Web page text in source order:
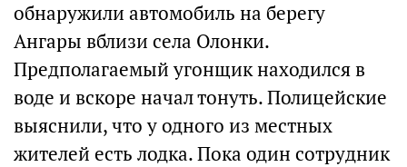
обнаружили автомобиль на берегу
Ангары вблизи села Олонки.
Предполагаемый угонщик находился в
воде и вскоре начал тонуть. Полицейские
выяснили, что у одного из местных
жителей есть лодка. Пока один сотрудник